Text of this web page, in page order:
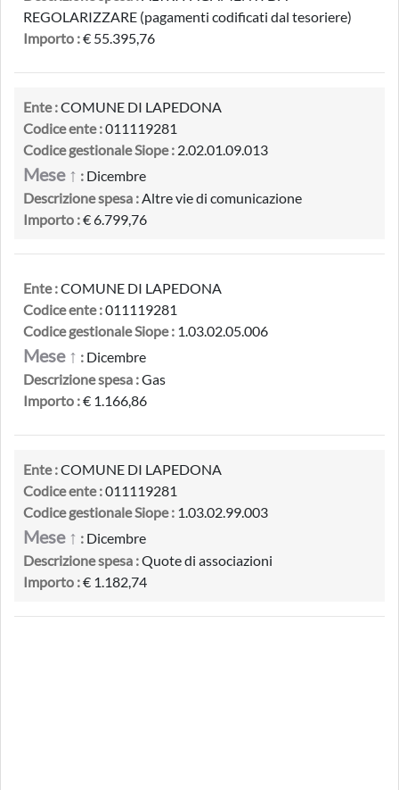
REGOLARIZZARE (pagamenti codificati dal tesoriere)
Importo :€ 55.395,76
Ente :COMUNE DI LAPEDONA
Codice ente :011119281
Codice gestionale Siope : 2.02.01.09.013
Mese ↑ : Dicembre
Descrizione spesa :Altre vie di comunicazione
Importo :€ 6.799,76
Ente :COMUNE DI LAPEDONA
Codice ente :011119281
Codice gestionale Siope : 1.03.02.05.006
Mese ↑ : Dicembre
Descrizione spesa :Gas
Importo :€ 1.166,86
Ente :COMUNE DI LAPEDONA
Codice ente :011119281
Codice gestionale Siope : 1.03.02.99.003
Mese ↑ : Dicembre
Descrizione spesa :Quote di associazioni
Importo :€ 1.182,74